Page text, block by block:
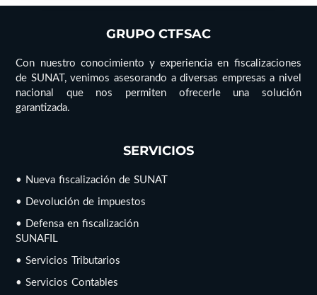
GRUPO CTFSAC
Con nuestro conocimiento y experiencia en fiscalizaciones
de SUNAT, venimos asesorando a diversas empresas a nivel
nacional que nos permiten ofrecerle una solución
garantizada.
SERVICIOS
• Nueva fiscalización de SUNAT
• Devolución de impuestos
• Defensa en fiscalización
SUNAFIL
• Servicios Tributarios
• Servicios Contables